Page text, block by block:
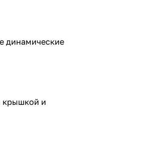
динамические
крышкой и